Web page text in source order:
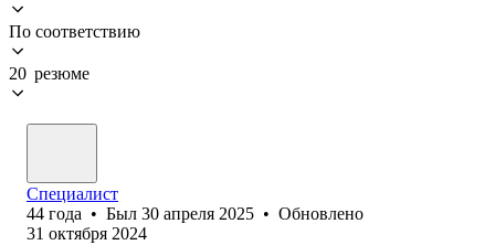
По соответствию
20 резюме
Специалист
44 года • Был 30 апреля 2025 • Обновлено
31 октября 2024